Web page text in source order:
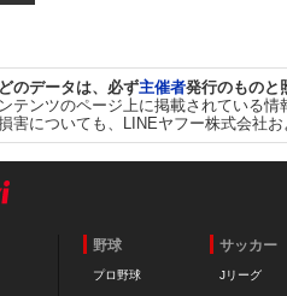
のデータは、必ず主催者発行のものと
テンツのページ上に掲載されている
害についても、LINEヤフー株式会社
野球
プロ野球
サッカー
Jリーグ